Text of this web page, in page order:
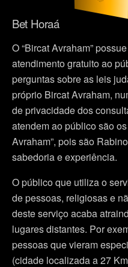
Bet Horaá
O “Bircat Avraham”
atendimento gratuito ao
perguntas sobre as leis
próprio Bircat Avraham,
de privacidade dos
atendem ao público são
Avraham”, pois são
sabedoria e experiência.
O público que utiliza o
de pessoas, religiosas e
deste serviço acaba
lugares distantes. Por
pessoas que vieram
(cidade localizada a 27